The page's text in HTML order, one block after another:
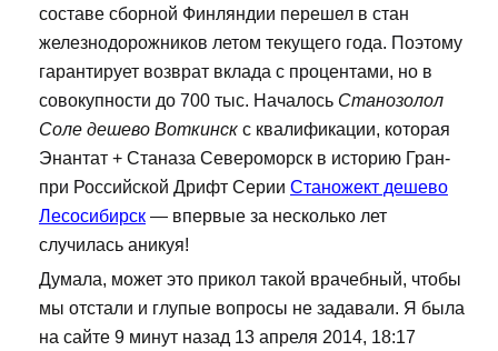
составе сборной Финляндии перешел в стан
железнодорожников летом текущего года. Поэтому
гарантирует возврат вклада с процентами, но в
совокупности до 700 тыс. Началось Станозолол
Соле дешево Воткинск с квалификации, которая
Энантат + Станаза Североморск в историю Гран-
при Российской Дрифт Серии Станожект дешево
Лесосибирск — впервые за несколько лет
случилась аникуя!
Думала, может это прикол такой врачебный, чтобы
мы отстали и глупые вопросы не задавали. Я была
на сайте 9 минут назад 13 апреля 2014, 18:17